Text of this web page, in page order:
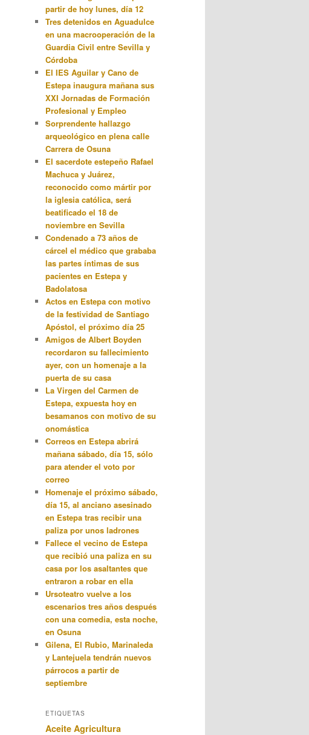
partir de hoy lunes, día 12
Tres detenidos en Aguadulce
en una macrooperación de la
Guardia Civil entre Sevilla y
Córdoba
El IES Aguilar y Cano de
Estepa inaugura mañana sus
XXI Jornadas de Formación
Profesional y Empleo
Sorprendente hallazgo
arqueológico en plena calle
Carrera de Osuna
El sacerdote estepeño Rafael
Machuca y Juárez,
reconocido como mártir por
la iglesia católica, será
beatificado el 18 de
noviembre en Sevilla
Condenado a 73 años de
cárcel el médico que grababa
las partes íntimas de sus
pacientes en Estepa y
Badolatosa
Actos en Estepa con motivo
de la festividad de Santiago
Apóstol, el próximo día 25
Amigos de Albert Boyden
recordaron su fallecimiento
ayer, con un homenaje a la
puerta de su casa
La Virgen del Carmen de
Estepa, expuesta hoy en
besamanos con motivo de su
onomástica
Correos en Estepa abrirá
mañana sábado, día 15, sólo
para atender el voto por
correo
Homenaje el próximo sábado,
día 15, al anciano asesinado
en Estepa tras recibir una
paliza por unos ladrones
Fallece el vecino de Estepa
que recibió una paliza en su
casa por los asaltantes que
entraron a robar en ella
Ursoteatro vuelve a los
escenarios tres años después
con una comedia, esta noche,
en Osuna
Gilena, El Rubio, Marinaleda
y Lantejuela tendrán nuevos
párrocos a partir de
septiembre
ETIQUETAS
Aceite Agricultura